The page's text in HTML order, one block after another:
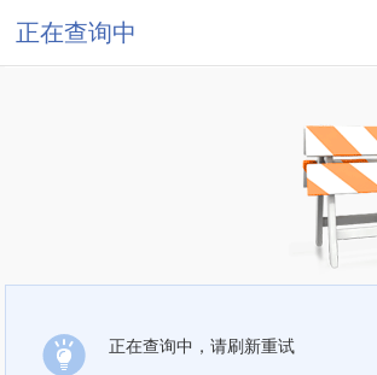
正在查询中
正在查询中，请刷新重试